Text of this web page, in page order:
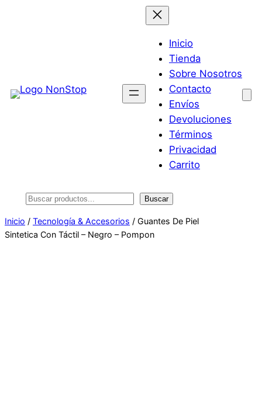
Inicio
Tienda
Sobre Nosotros
Contacto
Envíos
Devoluciones
Términos
Privacidad
Carrito
Buscar Buscar
Inicio / Tecnología & Accesorios / Guantes De Piel
Sintetica Con Táctil – Negro – Pompon